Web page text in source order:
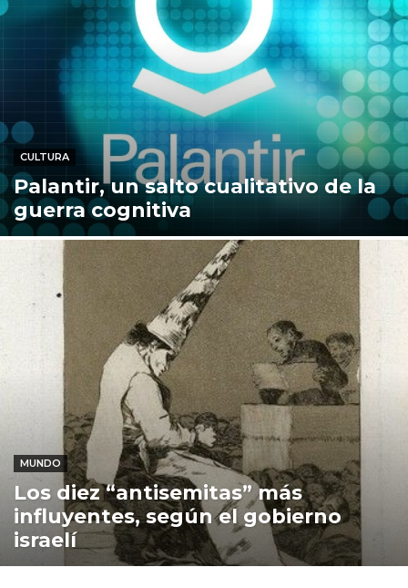
CULTURA
Palantir, un salto cualitativo de la
guerra cognitiva
MUNDO
Los diez “antisemitas” más
influyentes, según el gobierno
israelí